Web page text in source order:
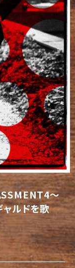
〜
ャルドを歌